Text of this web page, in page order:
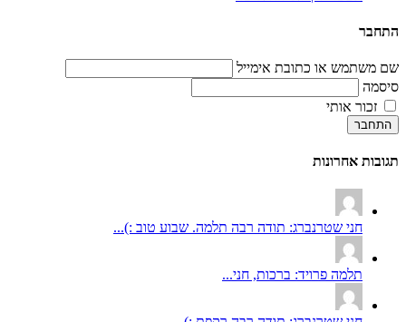
התחבר
שם משתמש או כתובת אימייל
סיסמה
זכור אותי
התחבר
תגובות אחרונות
חני שטרנברג: תודה רבה תלמה. שבוע טוב :)...
תלמה פרויד: ברכות, חני...